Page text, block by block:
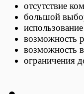
отсутствие
большой
возможность
возможность
ограничения